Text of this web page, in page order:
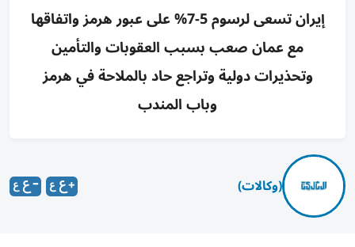
إيران تسعى لرسوم 5-7% على عبور هرمز واتفاقها
مع عمان صعب بسبب العقوبات والتأمين
وتحذيرات دولية وتراجع حاد بالملاحة في هرمز
وباب المندب
(وكالات)